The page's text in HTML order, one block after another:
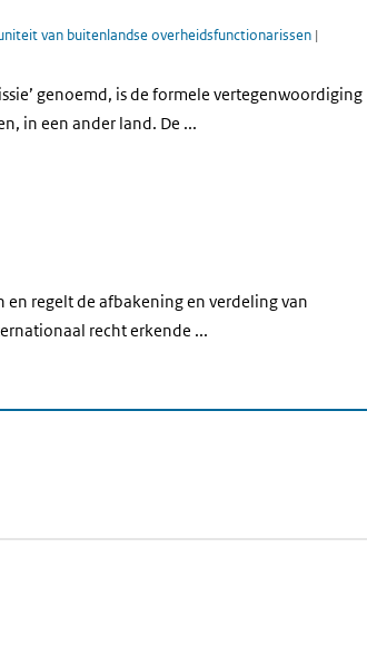
van buitenlandse overheidsfunctionarissen |
genoemd, is de formele vertegenwoordiging
in een ander land. De ...
en regelt de afbakening en verdeling van
recht erkende ...